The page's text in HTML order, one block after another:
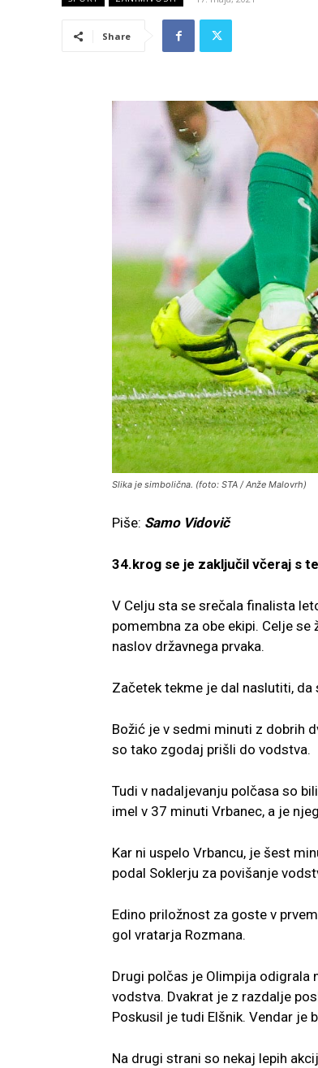
Share
Slika je simbolična. (foto: STA / Anže Malovrh)
Piše: Samo Vidovič
34.krog se je zaključil včeraj s
V Celju sta se srečala finalista
pomembna za obe ekipi. Celje
naslov državnega prvaka.
Začetek tekme je dal naslutiti,
Božić je v sedmi minuti z dobrih
so tako zgodaj prišli do vodstva.
Tudi v nadaljevanju polčasa so
imel v 37 minuti Vrbanec, a je
Kar ni uspelo Vrbancu, je šest
podal Soklerju za povišanje
Edino priložnost za goste v
gol vratarja Rozmana.
Drugi polčas je Olimpija odigrala
vodstva. Dvakrat je z razdalje
Poskusil je tudi Elšnik. Vendar je
Na drugi strani so nekaj lepih